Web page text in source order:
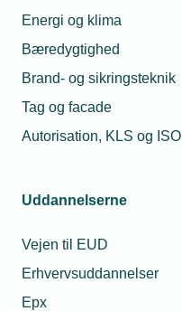
Energi og klima
Bæredygtighed
Brand- og sikringsteknik
Tag og facade
Autorisation, KLS og ISO
Uddannelserne
Vejen til EUD
Erhvervsuddannelser
Epx